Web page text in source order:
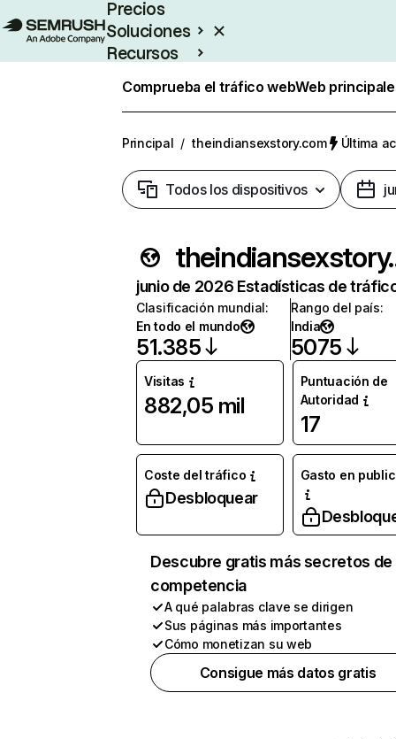
Precios
Soluciones
Recursos
Comprueba el tráfico webWeb
Principal / theindiansexstory.com Última
Todos los dispositivos
junio de 2026 Estadísticas de
Clasificación mundial:
En todo el mundo
51.385
Rango del país:
India
5075
Visitas
882,05 mil
Puntuación de
Autoridad
17
Coste del tráfico
Desbloquear
Gasto en
Descubre gratis más secretos de
competencia
A qué palabras clave se dirigen
Sus páginas más importantes
Cómo monetizan su web
Consigue más datos gratis